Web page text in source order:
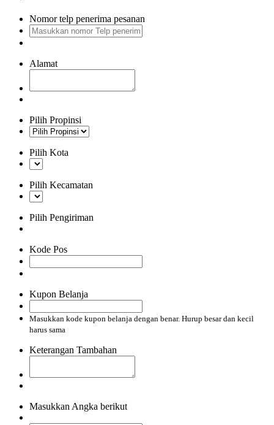
Nomor telp penerima pesanan
Alamat
Pilih Propinsi
Pilih Kota
Pilih Kecamatan
Pilih Pengiriman
Kode Pos
Kupon Belanja
Masukkan kode kupon belanja dengan benar. Hurup besar dan kecil
harus sama
Keterangan Tambahan
Masukkan Angka berikut